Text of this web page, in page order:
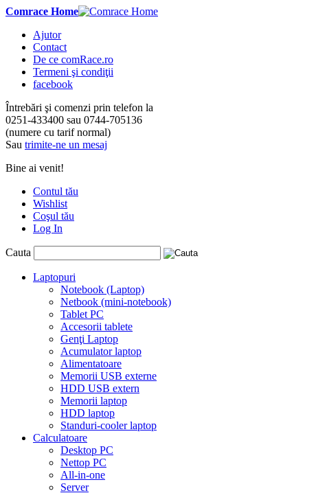
Comrace Home
Ajutor
Contact
De ce comRace.ro
Termeni şi condiţii
facebook
Întrebări şi comenzi prin telefon la
0251-433400 sau 0744-705136
(numere cu tarif normal)
Sau trimite-ne un mesaj
Bine ai venit!
Contul tău
Wishlist
Coşul tău
Log In
Cauta
Laptopuri
Notebook (Laptop)
Netbook (mini-notebook)
Tablet PC
Accesorii tablete
Genţi Laptop
Acumulator laptop
Alimentatoare
Memorii USB externe
HDD USB extern
Memorii laptop
HDD laptop
Standuri-cooler laptop
Calculatoare
Desktop PC
Nettop PC
All-in-one
Server